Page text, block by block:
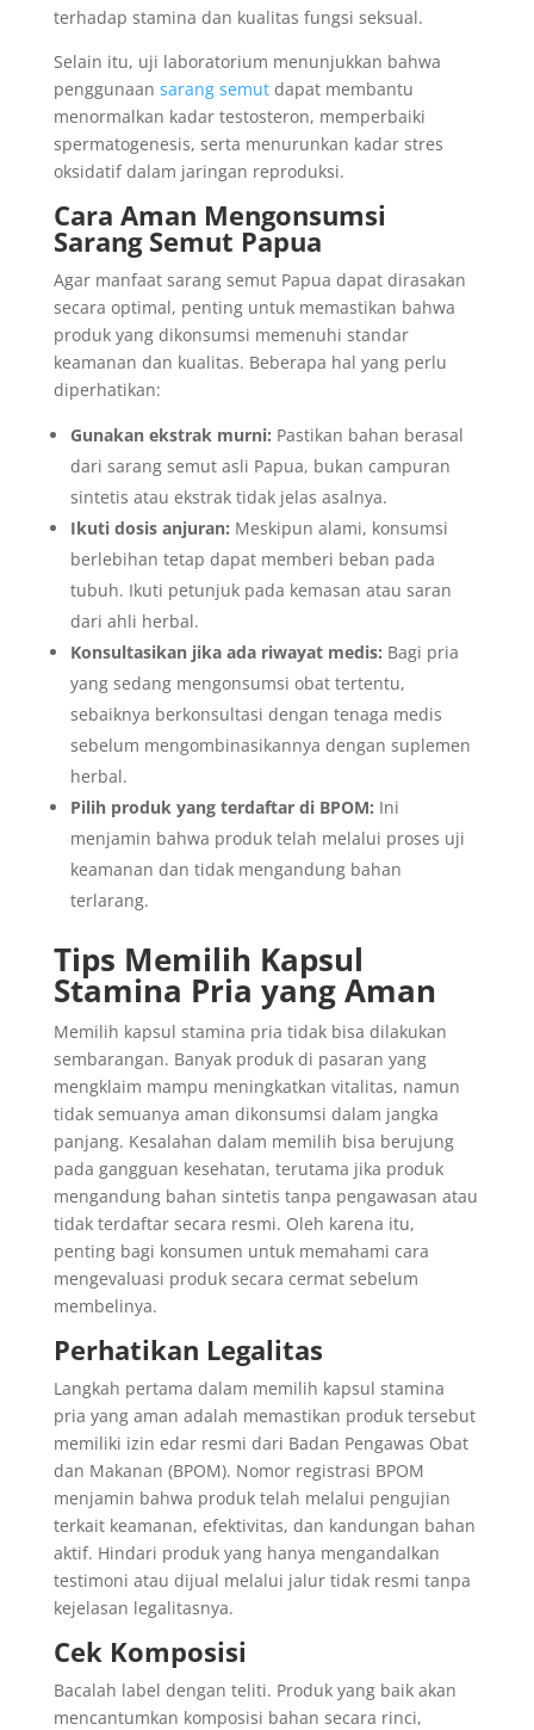
terhadap stamina dan kualitas fungsi seksual.
Selain itu, uji laboratorium menunjukkan bahwa
penggunaan sarang semutdapat membantu
menormalkan kadar testosteron, memperbaiki
spermatogenesis, serta menurunkan kadar stres
oksidatif dalam jaringan reproduksi.
Cara Aman Mengonsumsi
Sarang Semut Papua
Agar manfaat sarang semut Papua dapat dirasakan
secara optimal, penting untuk memastikan bahwa
produk yang dikonsumsi memenuhi standar
keamanan dan kualitas. Beberapa hal yang perlu
diperhatikan:
Gunakan ekstrak murni: Pastikan bahan berasal
dari sarang semut asli Papua, bukan campuran
sintetis atau ekstrak tidak jelas asalnya.
Ikuti dosis anjuran: Meskipun alami, konsumsi
berlebihan tetap dapat memberi beban pada
tubuh. Ikuti petunjuk pada kemasan atau saran
dari ahli herbal.
Konsultasikan jika ada riwayat medis: Bagi pria
yang sedang mengonsumsi obat tertentu,
sebaiknya berkonsultasi dengan tenaga medis
sebelum mengombinasikannya dengan suplemen
herbal.
Pilih produk yang terdaftar di BPOM: Ini
menjamin bahwa produk telah melalui proses uji
keamanan dan tidak mengandung bahan
terlarang.
Tips Memilih Kapsul
Stamina Pria yang Aman
Memilih kapsul stamina pria tidak bisa dilakukan
sembarangan. Banyak produk di pasaran yang
mengklaim mampu meningkatkan vitalitas, namun
tidak semuanya aman dikonsumsi dalam jangka
panjang. Kesalahan dalam memilih bisa berujung
pada gangguan kesehatan, terutama jika produk
mengandung bahan sintetis tanpa pengawasan atau
tidak terdaftar secara resmi. Oleh karena itu,
penting bagi konsumen untuk memahami cara
mengevaluasi produk secara cermat sebelum
membelinya.
Perhatikan Legalitas
Langkah pertama dalam memilih kapsul stamina
pria yang aman adalah memastikan produk tersebut
memiliki izin edar resmi dari Badan Pengawas Obat
dan Makanan (BPOM). Nomor registrasi BPOM
menjamin bahwa produk telah melalui pengujian
terkait keamanan, efektivitas, dan kandungan bahan
aktif. Hindari produk yang hanya mengandalkan
testimoni atau dijual melalui jalur tidak resmi tanpa
kejelasan legalitasnya.
Cek Komposisi
Bacalah label dengan teliti. Produk yang baik akan
mencantumkan komposisi bahan secara rinci,